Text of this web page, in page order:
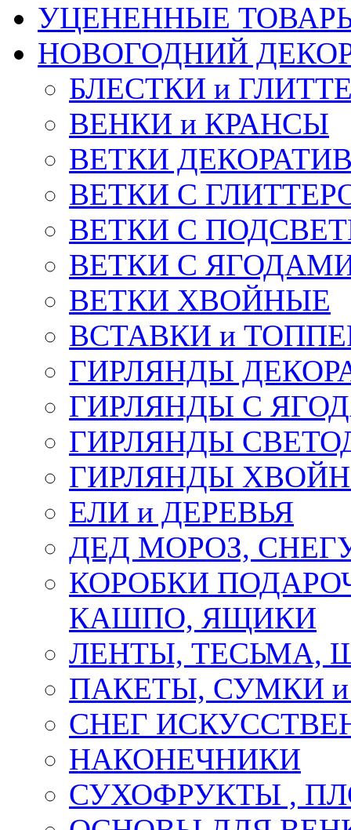
УЦЕНЕННЫЕ
НОВОГОДНИЙ
БЛЕСТКИ и
ВЕНКИ и КРАНСЫ
ВЕТКИ
ВЕТКИ С
ВЕТКИ С
ВЕТКИ С
ВЕТКИ ХВОЙНЫЕ
ВСТАВКИ и
ГИРЛЯНДЫ
ГИРЛЯНДЫ С
ГИРЛЯНДЫ
ГИРЛЯНДЫ
ЕЛИ и ДЕРЕВЬЯ
ДЕД МОРОЗ,
КОРОБКИ
КАШПО, ЯЩИКИ
ЛЕНТЫ, ТЕСЬМА,
ПАКЕТЫ, СУМКИ
СНЕГ
НАКОНЕЧНИКИ
СУХОФРУКТЫ ,